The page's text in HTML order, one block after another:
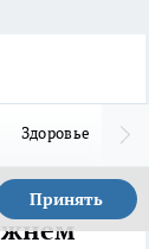
Здоровье
Принять